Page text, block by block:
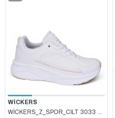
WİCKERS
WİCKERS_Z_SPOR_CİLT 3033 BEYAZ_PUDRA